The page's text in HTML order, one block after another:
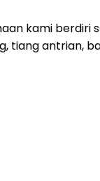
kami berdiri
tiang antrian,